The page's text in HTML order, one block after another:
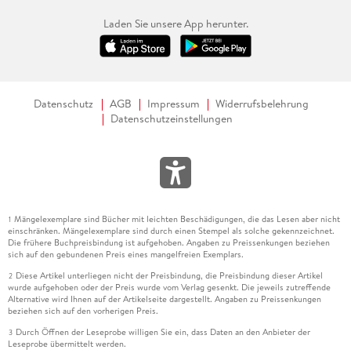
Laden Sie unsere App herunter.
Datenschutz AGB Impressum
Widerrufsbelehrung
Datenschutzeinstellungen
1 Mängelexemplare sind Bücher mit leichten Beschädigungen, die das Lesen aber nicht
einschränken. Mängelexemplare sind durch einen Stempel als solche gekennzeichnet.
Die frühere Buchpreisbindung ist aufgehoben. Angaben zu Preissenkungen beziehen
sich auf den gebundenen Preis eines mangelfreien Exemplars.
2 Diese Artikel unterliegen nicht der Preisbindung, die Preisbindung dieser Artikel
wurde aufgehoben oder der Preis wurde vom Verlag gesenkt. Die jeweils zutreffende
Alternative wird Ihnen auf der Artikelseite dargestellt. Angaben zu Preissenkungen
beziehen sich auf den vorherigen Preis.
3 Durch Öffnen der Leseprobe willigen Sie ein, dass Daten an den Anbieter der
Leseprobe übermittelt werden.